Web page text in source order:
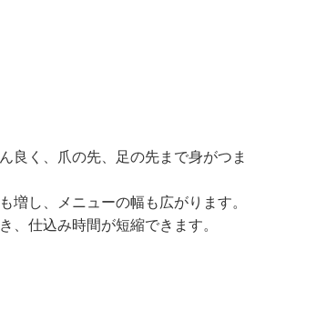
良く、爪の先、足の先まで身がつま
増し、メニューの幅も広がります。
、仕込み時間が短縮できます。